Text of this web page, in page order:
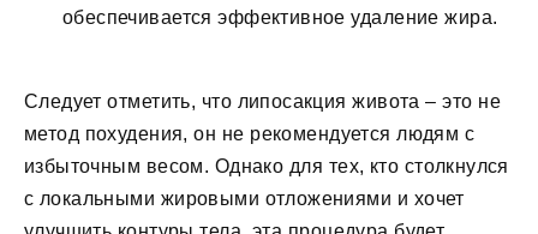
обеспечивается эффективное удаление жира.
Следует отметить, что липосакция живота – это не
метод похудения, он не рекомендуется людям с
избыточным весом. Однако для тех, кто столкнулся
с локальными жировыми отложениями и хочет